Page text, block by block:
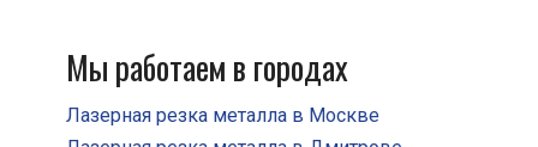
Мы работаем в городах
Лазерная резка металла в Москве